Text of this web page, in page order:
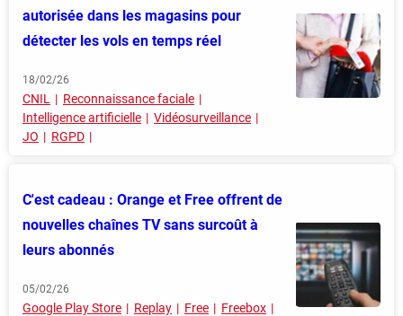
autorisée dans les magasins pour
détecter les vols en temps réel
18/02/26
CNIL
Reconnaissance faciale
Intelligence artificielle
Vidéosurveillance
JO
RGPD
C'est cadeau : Orange et Free offrent de
nouvelles chaînes TV sans surcoût à
leurs abonnés
05/02/26
Google Play Store Replay Free
Freebox